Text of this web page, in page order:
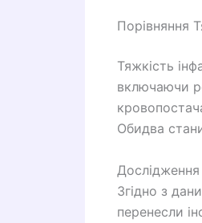
Порівняння
Тяжкість
включаючи
Обидва
Дослідження
Згідно з
перенесли